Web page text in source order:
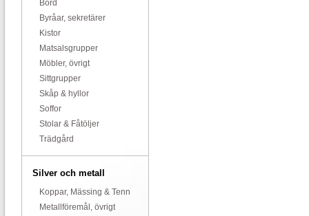
Bord
Byråar, sekretärer
Kistor
Matsalsgrupper
Möbler, övrigt
Sittgrupper
Skåp & hyllor
Soffor
Stolar & Fåtöljer
Trädgård
Silver och metall
Koppar, Mässing & Tenn
Metallföremål, övrigt